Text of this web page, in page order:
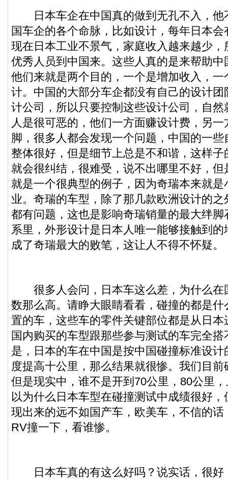
日本车企在中国真的做到无孔不入，他
国车企的各个命脉，比如设计，每年日本
现在日本工业不景气，家庭收入越来越少
优秀人员到中国来。这些人真的是来帮助
他们来就是两个目的，一个是增加收入，
计。中国的大部分车企都没有自己的设计
计公司，所以只要控制这些设计公司，自
人是很可恶的，他们一方面赚设计费，另
脚，很多人都会发现一个问题，中国的一
整体很好，但是细节上总是不和谐，这样
就会很纠结，很难受，说不出哪里不好，
就是一个很典型的例子，因为奇瑞本来就
业。奇瑞的车型，除了那几款欧洲设计的
都有问题，这也是影响奇瑞销量的最大绊
系里，外形设计是日本人唯一能够接触到
成了奇瑞最大的败笔，这让人不得不怀疑。
很多人会问，日本车这么差，为什么在
数那么高。请睁大眼睛看看，碰撞的都是
置的车，这些车的零件关键部位都是从日
国内购买的车型跟那些参与测试的车完全
是，日本的车在中国是按中国碰撞标准设
度提高十公里，那么结果就很惨。我们目
但是现实中，谁不是开到70公里，80公里
以为什么日本车型在碰撞测试中成绩很好
现出来的远不如国产车，欧美车，不信的
RV撞一下，看谁惨。
日本车真的有这么好吗？说实话，很好